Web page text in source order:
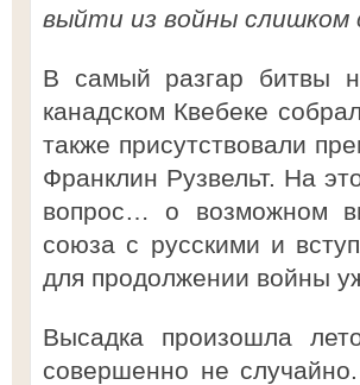
выйти из войны слишком
В самый разгар битвы
канадском Квебеке
также присутствовали
Франклин Рузвельт. На
вопрос… о возможном
союза с русскими и
для продолжении войны
Высадка произошла
совершенно не